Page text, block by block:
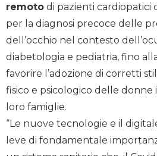
remoto di pazienti cardiopatici
per la diagnosi precoce delle
dell’occhio nel contesto
diabetologia e pediatria, fino
favorire l’adozione di corretti
fisico e psicologico delle donne
loro famiglie.
“Le nuove tecnologie e il
leve di fondamentale